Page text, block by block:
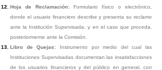
Hoja de Reclamación: Formulario físico o electrónico,
donde el usuario financiero describe y presenta su reclamo
ante la Institución Supervisada, y en el caso que proceda,
posteriormente ante la Comisión.
Libro de Quejas: Instrumento por medio del cual las
Instituciones Supervisadas documentan las insatisfacciones
de los usuarios financieros y del público en general, con